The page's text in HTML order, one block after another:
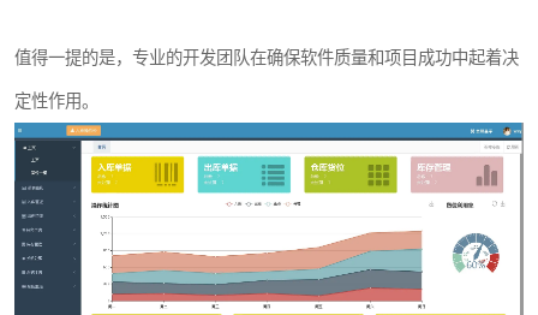
值得一提的是，专业的开发团队在确保软件质量和项目成功中起着决
定性作用。